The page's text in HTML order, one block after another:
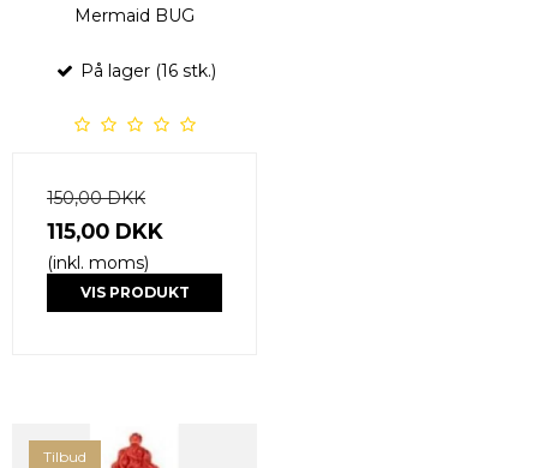
Mermaid BUG
På lager (16 stk.)
150,00 DKK
115,00 DKK
(inkl. moms)
VIS PRODUKT
Tilbud